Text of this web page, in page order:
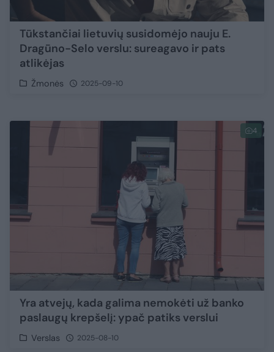
Tūkstančiai lietuvių susidomėjo nauju E.
Dragūno-Selo verslu: sureagavo ir pats
atlikėjas
Žmonės 2025-09-10
4
Yra atvejų, kada galima nemokėti už banko
paslaugų krepšelį: ypač patiks verslui
Verslas 2025-08-10